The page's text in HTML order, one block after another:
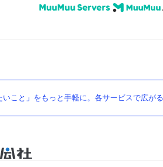
こと」をもっと手軽に。各サービスで広が